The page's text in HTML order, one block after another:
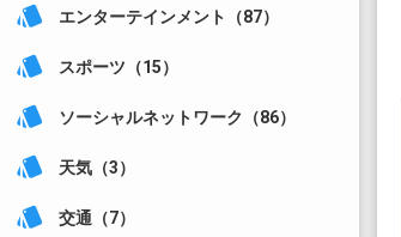
style エンターテインメント（87）
style スポーツ（15）
style ソーシャルネットワーク（86）
style 天気（3）
style 交通（7）